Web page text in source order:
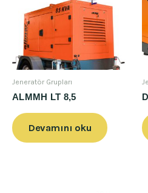
Jeneratör Grupları
ALMMH LT 8,5
Devamını oku